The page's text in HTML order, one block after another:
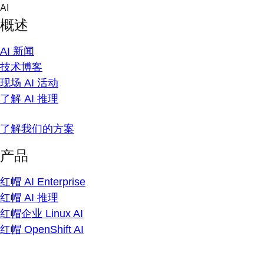
Skip
content
AI
概述
AI 新闻
技术博客
现场 AI 活动
了解 AI 推理
了解我们的方案
产品
红帽 AI Enterprise
红帽 AI 推理
红帽企业 Linux AI
红帽 OpenShift AI